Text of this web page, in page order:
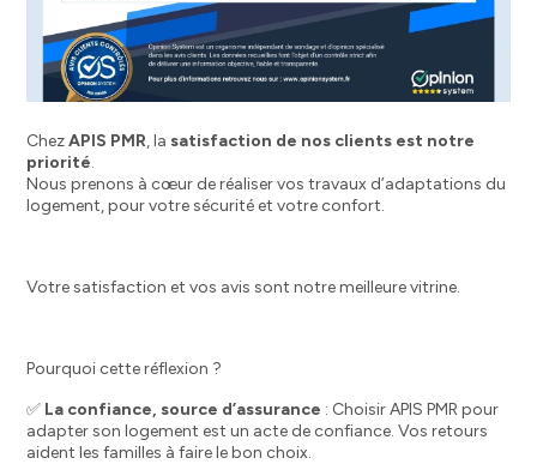
ChezAPIS PMR, la satisfaction de nos clients est notre
priorité.
Nous prenons à cœur de réaliser vos travaux d’adaptations du
logement, pour votre sécurité et votre confort.
Votre satisfaction et vos avis sont notre meilleure vitrine.
Pourquoi cette réflexion ?
✅ La confiance, source d’assurance : Choisir APIS PMR pour
adapter son logement est un acte de confiance. Vos retours
aident les familles à faire le bon choix.